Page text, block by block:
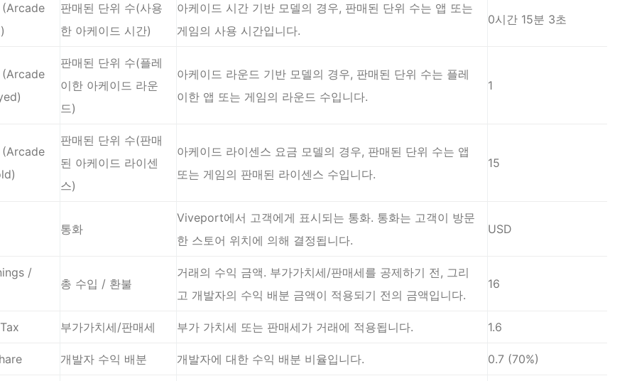
판매된 단위 수(사용
한 아케이드 시간)
아케이드 시간 기반 모델의 경우, 판매된 단위 수는 앱 또는
게임의 사용 시간입니다.
0시간 15분 3초
판매된 단위 수(플레
이한 아케이드 라운
드)
아케이드 라운드 기반 모델의 경우, 판매된 단위 수는 플레
이한 앱 또는 게임의 라운드 수입니다.
1
판매된 단위 수(판매
된 아케이드 라이센
스)
아케이드 라이센스 요금 모델의 경우, 판매된 단위 수는 앱
또는 게임의 판매된 라이센스 수입니다.
15
통화
Viveport에서 고객에게 표시되는 통화. 통화는 고객이 방문
한 스토어 위치에 의해 결정됩니다.
USD
/
총 수입 / 환불
거래의 수익 금액. 부가가치세/판매세를 공제하기 전, 그리
고 개발자의 수익 배분 금액이 적용되기 전의 금액입니다.
16
부가가치세/판매세 부가 가치세 또는 판매세가 거래에 적용됩니다. 1.6
개발자 수익 배분 개발자에 대한 수익 배분 비율입니다. 0.7 (70%)